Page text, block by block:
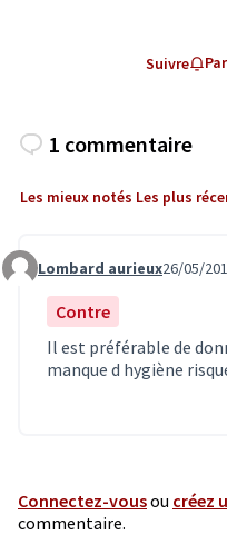
Suivre
1 commentaire
Les mieux notés Les plus
Commentaire 1546
Lombard aurieux26/05/
Contre
Il est préférable de
manque d hygiène
Connectez-vousou créez
commentaire.